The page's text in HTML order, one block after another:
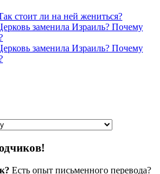
стоит ли на ней жениться?
заменила Израиль? Почему
заменила Израиль? Почему
Есть опыт письменного перевода?